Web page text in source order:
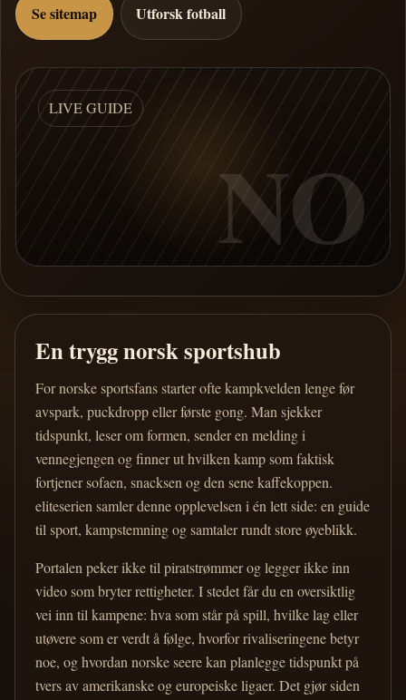
Se sitemap Utforsk fotball
LIVE GUIDE
NO
En trygg norsk sportshub
For norske sportsfans starter ofte kampkvelden lenge før
avspark, puckdropp eller første gong. Man sjekker
tidspunkt, leser om formen, sender en melding i
vennegjengen og finner ut hvilken kamp som faktisk
fortjener sofaen, snacksen og den sene kaffekoppen.
eliteserien samler denne opplevelsen i én lett side: en guide
til sport, kampstemning og samtaler rundt store øyeblikk.
Portalen peker ikke til piratstrømmer og legger ikke inn
video som bryter rettigheter. I stedet får du en oversiktlig
vei inn til kampene: hva som står på spill, hvilke lag eller
utøvere som er verdt å følge, hvorfor rivaliseringene betyr
noe, og hvordan norske seere kan planlegge tidspunkt på
tvers av amerikanske og europeiske ligaer. Det gjør siden